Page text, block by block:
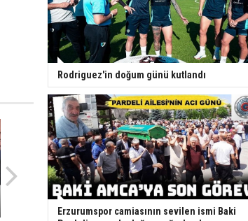
Rodriguez'in doğum günü kutlandı
Erzurumspor camiasının sevilen ismi Baki